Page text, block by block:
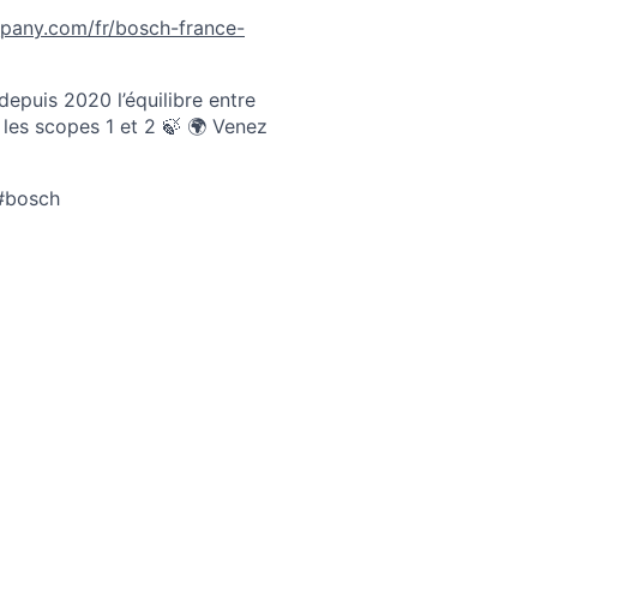
fr/bosch-france-
2020 l’équilibre entre
scopes 1 et 2 🍃 🌍 Venez